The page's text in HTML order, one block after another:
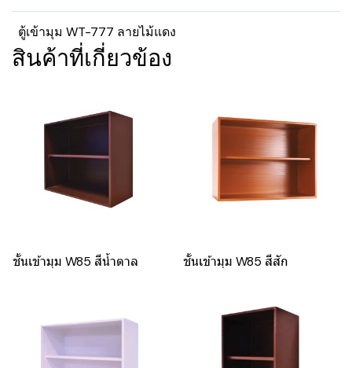
ตู้เข้ามุม WT-777 ลายไม้แดง
สินค้าที่เกี่ยวข้อง
ชั้นเข้ามุม W85 สีน้ำตาล ชั้นเข้ามุม W85 สีสัก